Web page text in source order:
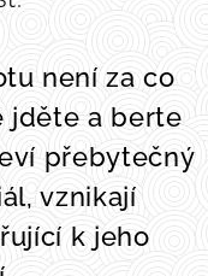
není za co
jděte a berte
přebytečný
vznikají
k jeho